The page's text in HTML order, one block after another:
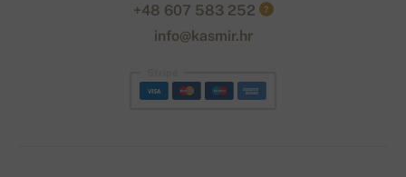
+48 607 583 252 ?
info@kasmir.hr